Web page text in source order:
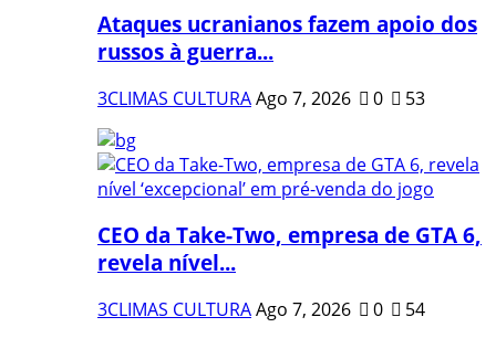
Ataques ucranianos fazem apoio dos
russos à guerra...
3CLIMAS CULTURAAgo 7, 2026 0 53
CEO da Take-Two, empresa de GTA 6,
revela nível...
3CLIMAS CULTURAAgo 7, 2026 0
54